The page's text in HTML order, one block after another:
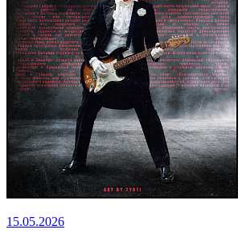
15.05.2026